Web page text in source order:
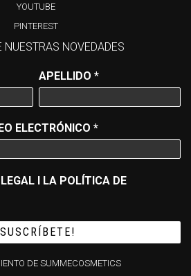
YOUTUBE
PINTEREST
NUESTRAS NOVEDADES
APELLIDO*
ELECTRÓNICO *
I LA POLÍTICA DE
DE SUMMECOSMETICS